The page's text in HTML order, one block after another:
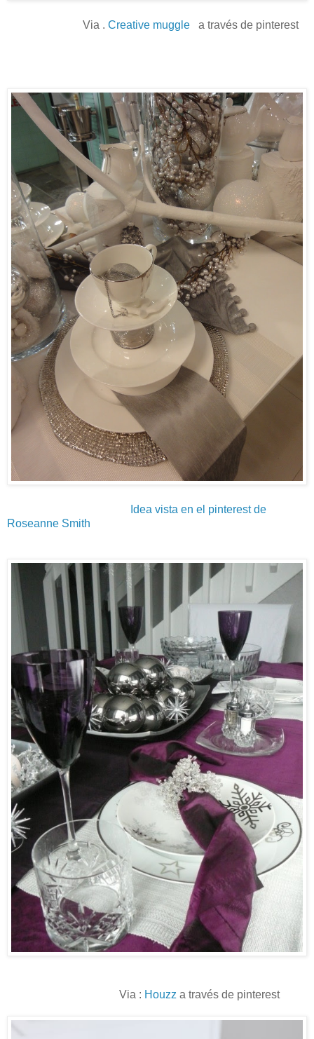
Via . Creative muggle a través de pinterest
Idea vista en el pinterest de
Roseanne Smith
Via : Houzz a través de pinterest